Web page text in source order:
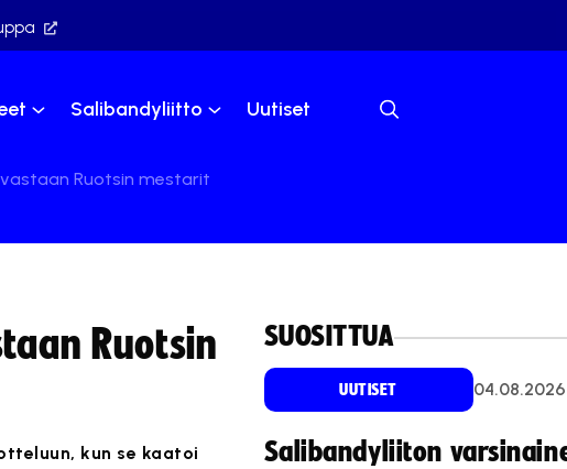
Salibandyliitto Uutiset
Ruotsin mestarit
Ruotsin
kun se kaatoi
SUOSITTUA
UUTISET 04.08.2026
Salibandyliiton